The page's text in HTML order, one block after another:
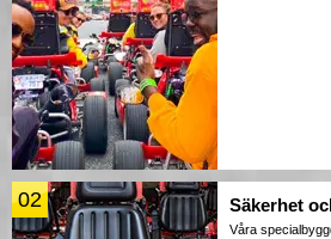
02 Säkerhet
Våra